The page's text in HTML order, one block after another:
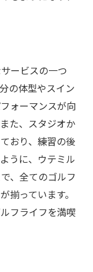
ービスの一つ
の体型やスイン
ォーマンスが向
た、スタジオか
おり、練習の後
うに、ウテミル
、全てのゴルフ
揃っています。
フライフを満喫